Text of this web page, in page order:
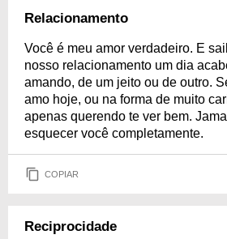
Relacionamento
Você é meu amor verdadeiro. E
nosso relacionamento um dia
amando, de um jeito ou de outro.
amo hoje, ou na forma de muito
apenas querendo te ver bem.
esquecer você completamente.
COPIAR
Reciprocidade